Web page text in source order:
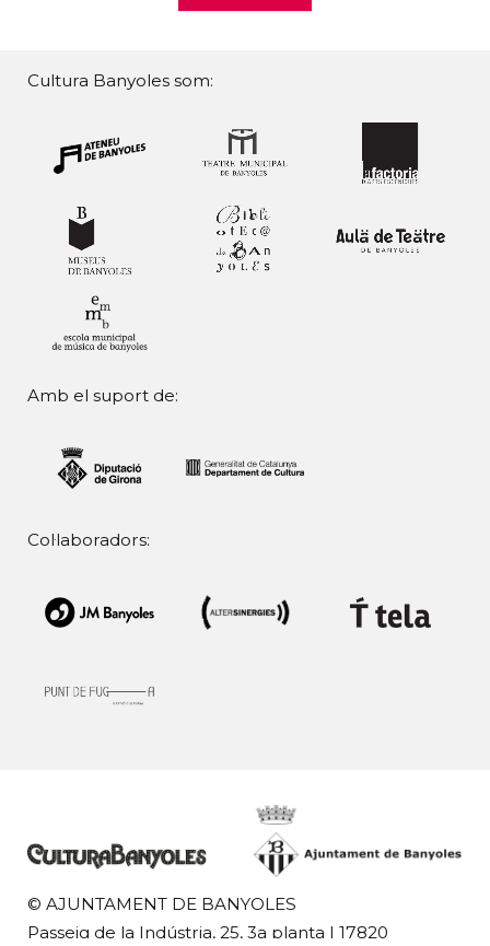
Cultura Banyoles som:
Amb el suport de:
Col·laboradors:
© AJUNTAMENT DE BANYOLES
Passeig de la Indústria, 25, 3a planta | 17820